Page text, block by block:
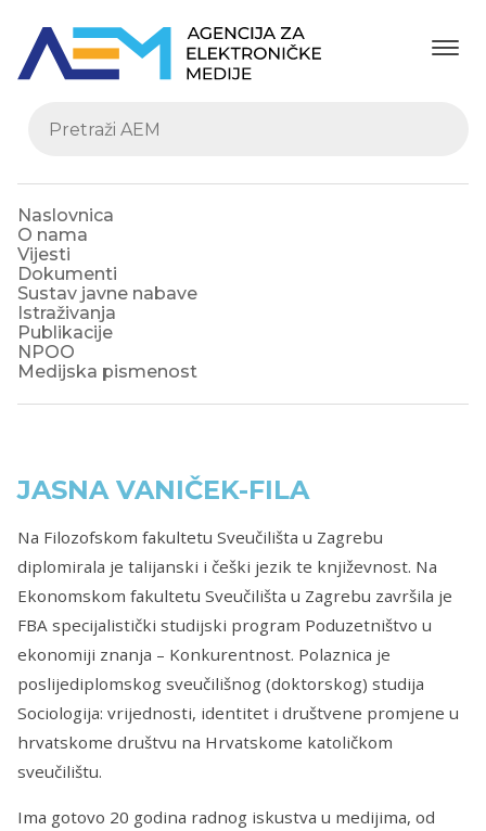
Naslovnica
O nama
Vijesti
Dokumenti
Sustav javne nabave
Istraživanja
Publikacije
NPOO
Medijska pismenost
JASNA VANIČEK-FILA
Na Filozofskom fakultetu Sveučilišta u Zagrebu
diplomirala je talijanski i češki jezik te književnost. Na
Ekonomskom fakultetu Sveučilišta u Zagrebu završila je
FBA specijalistički studijski program Poduzetništvo u
ekonomiji znanja – Konkurentnost. Polaznica je
poslijediplomskog sveučilišnog (doktorskog) studija
Sociologija: vrijednosti, identitet i društvene promjene u
hrvatskome društvu na Hrvatskome katoličkom
sveučilištu.
Ima gotovo 20 godina radnog iskustva u medijima, od